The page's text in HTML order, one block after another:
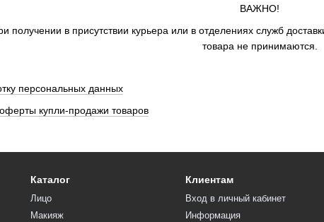
ВАЖНО!
получении в присутствии курьера или в отделениях служб
товара не принимаются.
персональных данных
купли-продажи товаров
Каталог
Лицо
Макияж
Клиентам
Вход в личный кабинет
Информация